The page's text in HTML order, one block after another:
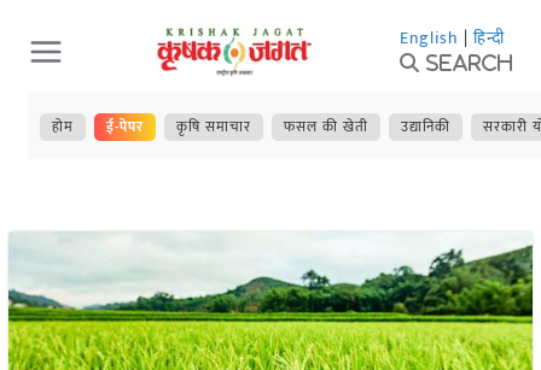
Skip
to
content
English | हिन्दी
Search
होम ई-पेपर कृषि समाचार फसल की खेती उद्यानिकी सरकारी